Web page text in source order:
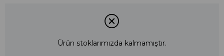
Ürün stoklarımızda kalmamıştır.